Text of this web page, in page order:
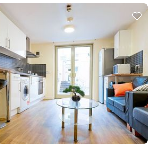
电子邮件通知公寓方希望取消，并且已在您的在线
请求，并且公寓方已接受您的取消请求；
，并且合同第9条关于替代住户的条款得到满足
交申请时网站上显示的房间价格支付，而不是您
合同，并且签署了新合同（如果适用，超过3天冷
期之前找到合适的替代租户（并且合同第9条关于
足），一旦新租户签署合同并超过冷静期（如果适
的合同。
开始日期之后找到合适的替代租户（并且合同第9
得到满足），公寓方将从新租户合同开始之日起解
您需要为房间支付租金，直到新租户合同开始的日